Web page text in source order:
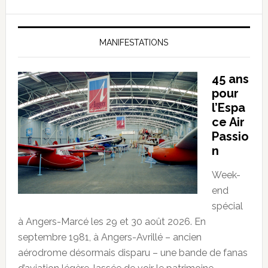
MANIFESTATIONS
45 ans
pour
l’Espa
ce Air
Passio
n
Week-
end
spécial
à Angers-Marcé les 29 et 30 août 2026. En
septembre 1981, à Angers-Avrillé – ancien
aérodrome désormais disparu – une bande de fanas